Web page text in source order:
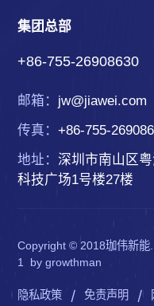
集团总部
+86-755-26908630
邮箱： jw@jiawei.com
传真：+86-755-
地址：深圳市南山区
科技广场1号楼27楼
Copyright © 2018珈伟新能
1
bygrowthman
隐私政策 | 免责声明 |